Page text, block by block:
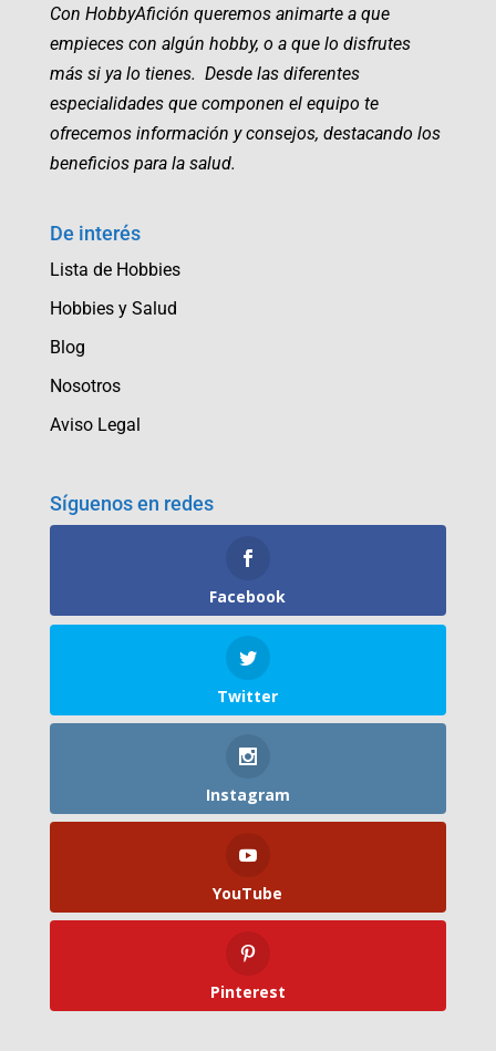
Con HobbyAfición queremos animarte a que
empieces con algún hobby, o a que lo disfrutes
más si ya lo tienes. Desde las diferentes
especialidades que componen el equipo te
ofrecemos información y consejos, destacando los
beneficios para la salud.
De interés
Lista de Hobbies
Hobbies y Salud
Blog
Nosotros
Aviso Legal
Síguenos en redes
Facebook
Twitter
Instagram
YouTube
Pinterest